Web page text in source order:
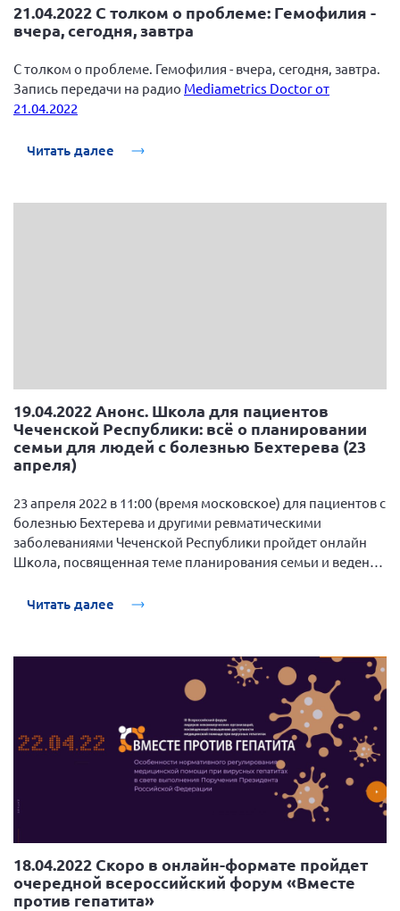
Письма и официальные ответы
Нормативно-правовые документы
Общероссийская РС
Алтайский край
Архангельская область
Брянская область
Владимирская область
Волгоградская область
Ивановская область
Краснодарский край
Красноярский край
Липецкая область
г. Москва
Московская область
Мурманская область
21.04.2022 С толком о проблеме: Гемофилия -
вчера, сегодня, завтра
С толком о проблеме. Гемофилия - вчера, сегодня, завтра.
Запись передачи на радио Mediametrics Doctor от
21.04.2022
Читать далее
19.04.2022 Анонс. Школа для пациентов
Чеченской Республики: всё о планировании
семьи для людей с болезнью Бехтерева (23
апреля)
23 апреля 2022 в 11:00 (время московское) для пациентов с
болезнью Бехтерева и другими ревматическими
заболеваниями Чеченской Республики пройдет онлайн
Школа, посвященная теме планирования семьи и ведения
Читать далее
18.04.2022 Скоро в онлайн-формате пройдет
очередной всероссийский форум «Вместе
против гепатита»